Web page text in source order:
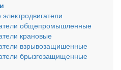
общепромышленные
крановые
взрывозащишенные
брызгозащищенные